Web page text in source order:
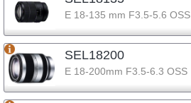
E 18-135 mm F3.5-5.6 OSS
SEL18200
E 18-200mm F3.5-6.3 OSS